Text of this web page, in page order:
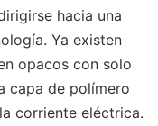
hacia una
Ya existen
opacos con solo
capa de polímero
corriente eléctrica.